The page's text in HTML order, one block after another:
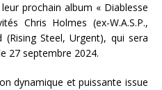
prochain album « Diablesse
Chris Holmes (ex-W.A.S.P.,
Steel, Urgent), qui sera
27 septembre 2024.
dynamique et puissante issue